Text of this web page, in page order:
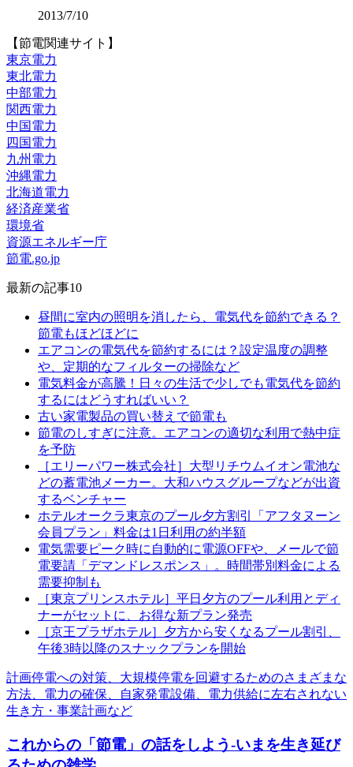
2013/7/10
【節電関連サイト】
東京電力
東北電力
中部電力
関西電力
中国電力
四国電力
九州電力
沖縄電力
北海道電力
経済産業省
環境省
資源エネルギー庁
節電.go.jp
最新の記事10
昼間に室内の照明を消したら、電気代を節約できる？
節電もほどほどに
エアコンの電気代を節約するには？設定温度の調整
や、定期的なフィルターの掃除など
電気料金が高騰！日々の生活で少しでも電気代を節約
するにはどうすればいい？
古い家電製品の買い替えで節電も
節電のしすぎに注意。エアコンの適切な利用で熱中症
を予防
［エリーパワー株式会社］大型リチウムイオン電池な
どの蓄電池メーカー。大和ハウスグループなどが出資
するベンチャー
ホテルオークラ東京のプール夕方割引「アフタヌーン
会員プラン」料金は1日利用の約半額
電気需要ピーク時に自動的に電源OFFや、メールで節
電要請「デマンドレスポンス」。時間帯別料金による
需要抑制も
［東京プリンスホテル］平日夕方のプール利用とディ
ナーがセットに、お得な新プラン発売
［京王プラザホテル］夕方から安くなるプール割引、
午後3時以降のスナックプランを開始
計画停電への対策、大規模停電を回避するためのさまざまな
方法、電力の確保、自家発電設備、電力供給に左右されない
生き方・事業計画など
これからの「節電」の話をしよう-いまを生き延び